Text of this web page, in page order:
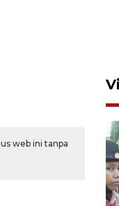
web ini tanpa